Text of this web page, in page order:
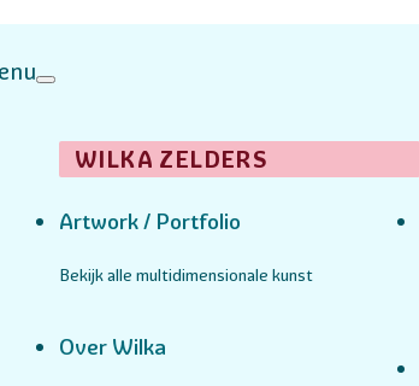
WILKA ZELDERS
Artwork / Portfolio
Bekijk alle multidimensionale kunst
Over Wilka